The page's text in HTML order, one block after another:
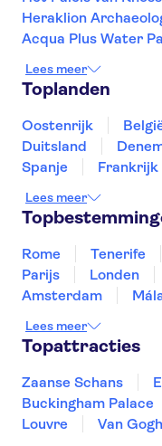
andere resorts.
zelf vervoer te
Combineer je
Museum van
zijn gevonden.
Heraklion
Acqua Plus Water
Temple of Olympian
Archeological
TUI Rhodes
Oia
Athens
Achilleion Palace
Lees meer
Toplanden
Oostenrijk
Duitsland
Spanje
Frankrijk
Noorwegen
Thailand
Tunesië
Lees meer
Rome Tenerife
Parijs
Londen
Amsterdam
Den Haag
Utrecht
Haarlem
Leiden
Lees meer
Topattracties
Zaanse Schans
Buckingham Palace
Louvre
Van